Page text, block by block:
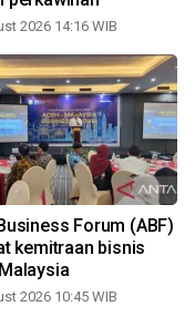
2026 14:16 WIB
Forum (ABF)
kemitraan bisnis
2026 10:45 WIB